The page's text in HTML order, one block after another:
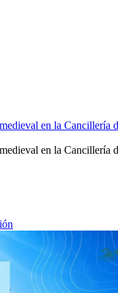
en la Cancillería
en la Cancillería